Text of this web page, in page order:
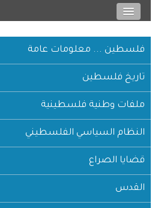
فلسطين ... معلومات عامة
تاريخ فلسطين
ملفات وطنية فلسطينية
النظام السياسي الفلسطيني
قضايا الصراع
القدس